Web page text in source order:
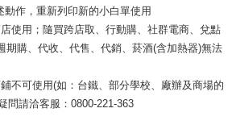
作，重新列印新的小白單使用
使用；隨買跨店取、行動購、社群電商、兌點
期購、代收、代售、代銷、菸酒(含加熱器)無法
不可使用(如：台鐵、部分學校、廠辦及商場的
問請洽客服：0800-221-363